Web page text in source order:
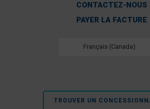
CONTACTEZ-NOUS
PAYER LA FACTURE
Français (Canada)
TROUVER UN